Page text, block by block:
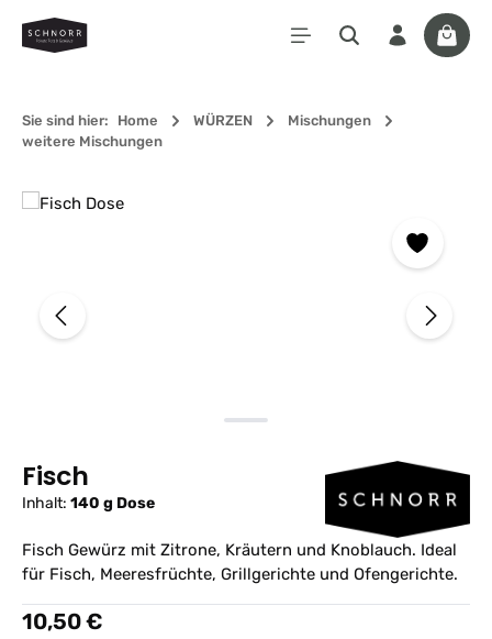
Zum Hauptinhalt springen
Sie sind hier: Home WÜRZEN
Mischungen
weitere Mischungen
Bildergalerie überspringen
Fisch
Inhalt: 140 g Dose
Fisch Gewürz mit Zitrone, Kräutern und Knoblauch. Ideal
für Fisch, Meeresfrüchte, Grillgerichte und Ofengerichte.
Regulärer Preis:
10,50 €